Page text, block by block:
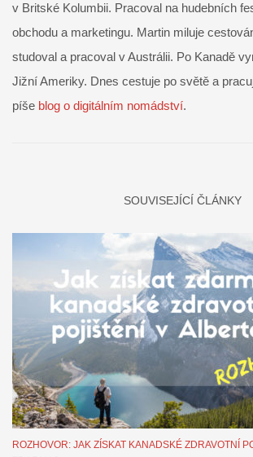
v Britské Kolumbii. Pracoval na hudebních
obchodu a marketingu. Martin miluje
studoval a pracoval v Austrálii. Po Kanadě
Jižní Ameriky. Dnes cestuje po světě a
píše blog o digitálním nomádství.
SOUVISEJÍCÍ ČLÁNKY
ROZHOVOR: JAK ZÍSKAT KANADSKÉ ZDRAVOTNÍ